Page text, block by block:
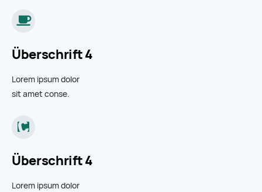
Überschrift 4
Lorem ipsum dolor
sit amet conse.
Überschrift 4
Lorem ipsum dolor